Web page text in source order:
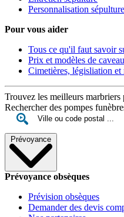
Personnalisation sépulture
Pour vous aider
Tous ce qu'il faut savoir
Prix et modèles de
Cimetières, législiation et
Trouvez les meilleurs marbriers
Rechercher des pompes
Prévoyance
Prévoyance obsèques
Prévision obsèques
Demander des devis